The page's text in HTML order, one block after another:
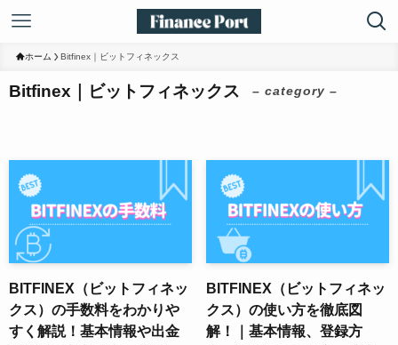
ホーム Bitfinex｜ビットフィネックス
Bitfinex｜ビットフィネックス – category –
BITFINEX（ビットフィネッ
クス）の手数料をわかりや
すく解説！基本情報や出金
BITFINEX（ビットフィネッ
クス）の使い方を徹底図
解！｜基本情報、登録方